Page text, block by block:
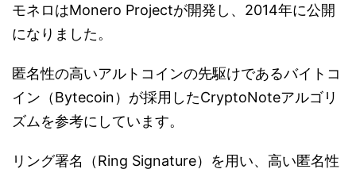
モネロはMonero Projectが開発し、2014年に公開
になりました。
匿名性の高いアルトコインの先駆けであるバイトコ
イン（Bytecoin）が採用したCryptoNoteアルゴリ
ズムを参考にしています。
リング署名（Ring Signature）を用い、高い匿名性